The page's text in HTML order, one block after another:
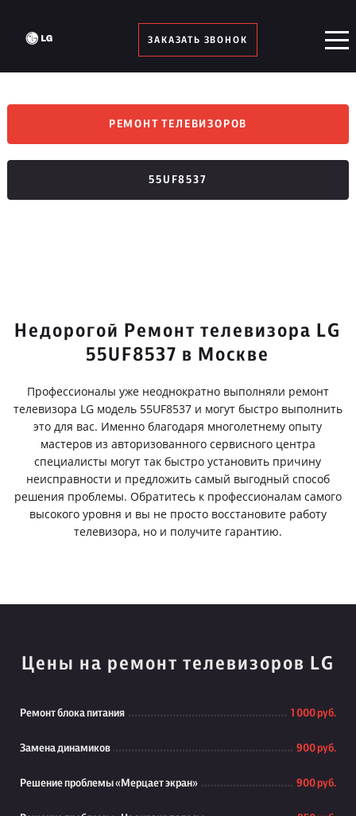
ЗАКАЗАТЬ ЗВОНОК
РЕМОНТ ТЕЛЕВИЗОРОВ
55UF8537
Недорогой Ремонт телевизора LG
55UF8537 в Москве
Профессионалы уже неоднократно выполняли ремонт
телевизора LG модель 55UF8537 и могут быстро выполнить
это для вас. Именно благодаря многолетнему опыту
мастеров из авторизованного сервисного центра
специалисты могут так быстро установить причину
неисправности и предложить самый выгодный способ
решения проблемы. Обратитесь к профессионалам самого
высокого уровня и вы не просто восстановите работу
телевизора, но и получите гарантию.
Цены на ремонт телевизоров LG
Ремонт блока питания 1 000 руб.
Замена динамиков 900 руб.
Решение проблемы «Мерцает экран» 900 руб.